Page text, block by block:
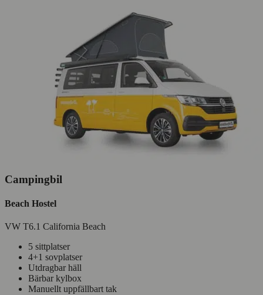
Campingbil
Beach Hostel
VW T6.1 California Beach
5 sittplatser
4+1 sovplatser
Utdragbar häll
Bärbar kylbox
Manuellt uppfällbart tak